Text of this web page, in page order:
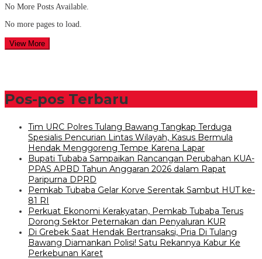
No More Posts Available.
No more pages to load.
View More
Pos-pos Terbaru
Tim URC Polres Tulang Bawang Tangkap Terduga
Spesialis Pencurian Lintas Wilayah, Kasus Bermula
Hendak Menggoreng Tempe Karena Lapar
Bupati Tubaba Sampaikan Rancangan Perubahan KUA-
PPAS APBD Tahun Anggaran 2026 dalam Rapat
Paripurna DPRD
Pemkab Tubaba Gelar Korve Serentak Sambut HUT ke-
81 RI
Perkuat Ekonomi Kerakyatan, Pemkab Tubaba Terus
Dorong Sektor Peternakan dan Penyaluran KUR
Di Grebek Saat Hendak Bertransaksi, Pria Di Tulang
Bawang Diamankan Polisi! Satu Rekannya Kabur Ke
Perkebunan Karet